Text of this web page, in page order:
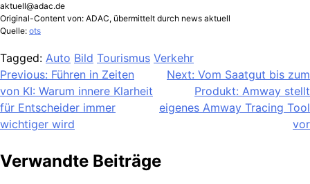
aktuell@adac.de
Original-Content von: ADAC, übermittelt durch news aktuell
Quelle: ots
Tagged: Auto Bild Tourismus Verkehr
Beitragsnavigation
Previous: Führen in Zeiten
von KI: Warum innere Klarheit
für Entscheider immer
wichtiger wird
Next: Vom Saatgut bis zum
Produkt: Amway stellt
eigenes Amway Tracing Tool
vor
Verwandte Beiträge